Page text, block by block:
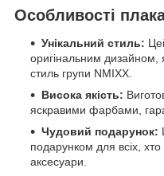
Особливості
Унікальний стиль:
оригінальним дизайном,
стиль групи NMIXX.
Висока якість:
яскравими фарбами,
Чудовий подарунок:
подарунком для всіх, хто
аксесуари.